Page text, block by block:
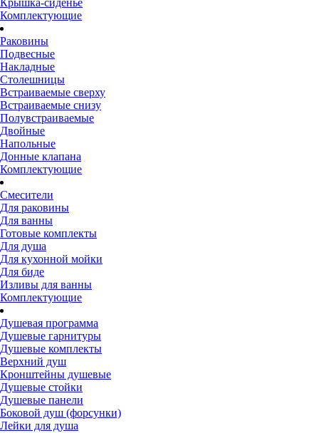
Крышка-сиденье
Комплектующие
Раковины
Подвесные
Накладные
Столешницы
Встраиваемые сверху
Встраиваемые снизу
Полувстраиваемые
Двойные
Напольные
Донные клапана
Комплектующие
Смесители
Для раковины
Для ванны
Готовые комплекты
Для душа
Для кухонной мойки
Для биде
Изливы для ванны
Комплектующие
Душевая программа
Душевые гарнитуры
Душевые комплекты
Верхний душ
Кронштейны душевые
Душевые стойки
Душевые панели
Боковой душ (форсунки)
Лейки для душа